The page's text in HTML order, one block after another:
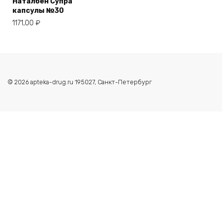
капсулы №30
1171,00 ₽
© 2026 apteka-drug.ru 195027, Санкт-Петербург